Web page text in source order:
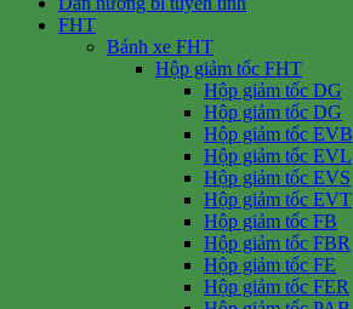
FHT
Bánh xe FHT
Hộp giảm tốc FHT
Hộp giảm tốc DG
Hộp giảm tốc DG
Hộp giảm tốc EVB
Hộp giảm tốc EVL
Hộp giảm tốc EVS
Hộp giảm tốc EVT
Hộp giảm tốc FB
Hộp giảm tốc FBR
Hộp giảm tốc FE
Hộp giảm tốc FER